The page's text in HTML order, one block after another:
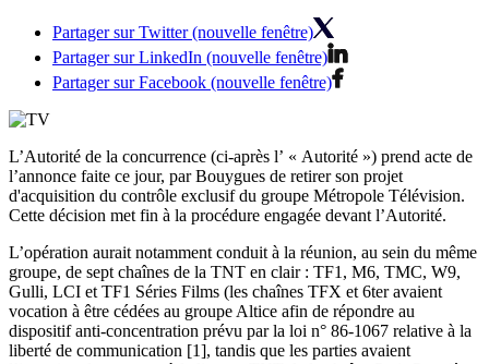
Partager sur Twitter (nouvelle fenêtre)
Partager sur LinkedIn (nouvelle fenêtre)
Partager sur Facebook (nouvelle fenêtre)
L’Autorité de la concurrence (ci-après l’ « Autorité ») prend acte de
l’annonce faite ce jour, par Bouygues de retirer son projet
d'acquisition du contrôle exclusif du groupe Métropole Télévision.
Cette décision met fin à la procédure engagée devant l’Autorité.
L’opération aurait notamment conduit à la réunion, au sein du même
groupe, de sept chaînes de la TNT en clair : TF1, M6, TMC, W9,
Gulli, LCI et TF1 Séries Films (les chaînes TFX et 6ter avaient
vocation à être cédées au groupe Altice afin de répondre au
dispositif anti-concentration prévu par la loi n° 86-1067 relative à la
liberté de communication [1], tandis que les parties avaient